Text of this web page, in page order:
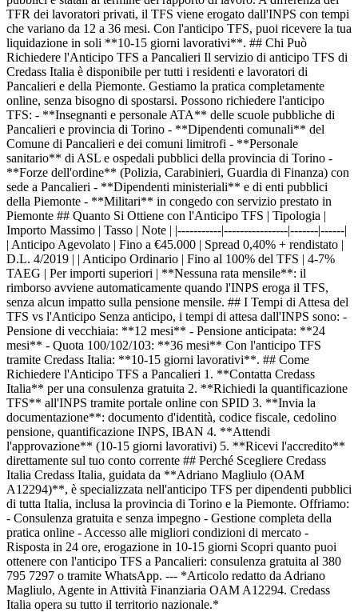
TFR dei lavoratori privati, il TFS viene erogato dall'INPS con tempi
che variano da 12 a 36 mesi. Con l'anticipo TFS, puoi ricevere la tua
liquidazione in soli **10-15 giorni lavorativi**. ## Chi Può
Richiedere l'Anticipo TFS a Pancalieri Il servizio di anticipo TFS di
Credass Italia è disponibile per tutti i residenti e lavoratori di
Pancalieri e della Piemonte. Gestiamo la pratica completamente
online, senza bisogno di spostarsi. Possono richiedere l'anticipo
TFS: - **Insegnanti e personale ATA** delle scuole pubbliche di
Pancalieri e provincia di Torino - **Dipendenti comunali** del
Comune di Pancalieri e dei comuni limitrofi - **Personale
sanitario** di ASL e ospedali pubblici della provincia di Torino -
**Forze dell'ordine** (Polizia, Carabinieri, Guardia di Finanza) con
sede a Pancalieri - **Dipendenti ministeriali** e di enti pubblici
della Piemonte - **Militari** in congedo con servizio prestato in
Piemonte ## Quanto Si Ottiene con l'Anticipo TFS | Tipologia |
Importo Massimo | Tasso | Note | |-----------|----------------|-------|------|
| Anticipo Agevolato | Fino a €45.000 | Spread 0,40% + rendistato |
D.L. 4/2019 | | Anticipo Ordinario | Fino al 100% del TFS | 4-7%
TAEG | Per importi superiori | **Nessuna rata mensile**: il
rimborso avviene automaticamente quando l'INPS eroga il TFS,
senza alcun impatto sulla pensione mensile. ## I Tempi di Attesa del
TFS vs l'Anticipo Senza anticipo, i tempi di attesa dall'INPS sono: -
Pensione di vecchiaia: **12 mesi** - Pensione anticipata: **24
mesi** - Quota 100/102/103: **36 mesi** Con l'anticipo TFS
tramite Credass Italia: **10-15 giorni lavorativi**. ## Come
Richiedere l'Anticipo TFS a Pancalieri 1. **Contatta Credass
Italia** per una consulenza gratuita 2. **Richiedi la quantificazione
TFS** all'INPS tramite portale online con SPID 3. **Invia la
documentazione**: documento d'identità, codice fiscale, cedolino
pensione, quantificazione INPS, IBAN 4. **Attendi
l'approvazione** (10-15 giorni lavorativi) 5. **Ricevi l'accredito**
direttamente sul tuo conto corrente ## Perché Scegliere Credass
Italia Credass Italia, guidata da **Adriano Magliulo (OAM
A12294)**, è specializzata nell'anticipo TFS per dipendenti pubblici
di tutta Italia, inclusa la provincia di Torino e la Piemonte. Offriamo:
- Consulenza gratuita e senza impegno - Gestione completa della
pratica online - Accesso alle migliori condizioni di mercato -
Risposta in 24 ore, erogazione in 10-15 giorni Scopri quanto puoi
ottenere con l'anticipo TFS a Pancalieri: consulenza gratuita al 380
795 7297 o tramite WhatsApp. --- *Articolo redatto da Adriano
Magliulo, Agente in Attività Finanziaria OAM A12294. Credass
Italia opera su tutto il territorio nazionale.*